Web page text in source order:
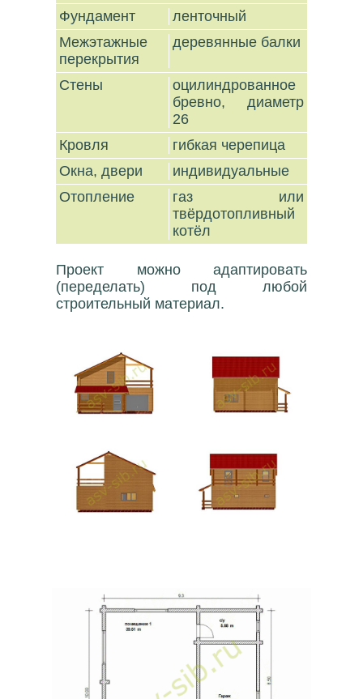
Фундамент
ленточный
Межэтажные
перекрытия
деревянные балки
Стены
оцилиндрованное
бревно, диаметр
26
Кровля
гибкая черепица
Окна, двери
индивидуальные
Отопление
газ или
твёрдотопливный
котёл
Проект можно адаптировать
(переделать) под любой
строительный материал.